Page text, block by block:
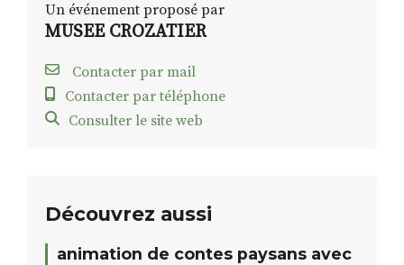
Un événement proposé par
MUSEE CROZATIER
Contacter par mail
Contacter par téléphone
Consulter le site web
Découvrez aussi
animation de contes paysans avec